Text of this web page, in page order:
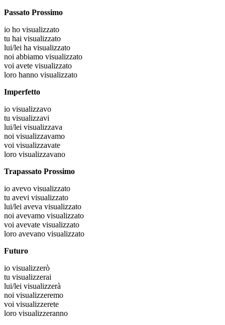
Passato Prossimo
io ho visualizzato
tu hai visualizzato
lui/lei ha visualizzato
noi abbiamo visualizzato
voi avete visualizzato
loro hanno visualizzato
Imperfetto
io visualizzavo
tu visualizzavi
lui/lei visualizzava
noi visualizzavamo
voi visualizzavate
loro visualizzavano
Trapassato Prossimo
io avevo visualizzato
tu avevi visualizzato
lui/lei aveva visualizzato
noi avevamo visualizzato
voi avevate visualizzato
loro avevano visualizzato
Futuro
io visualizzerò
tu visualizzerai
lui/lei visualizzerà
noi visualizzeremo
voi visualizzerete
loro visualizzeranno